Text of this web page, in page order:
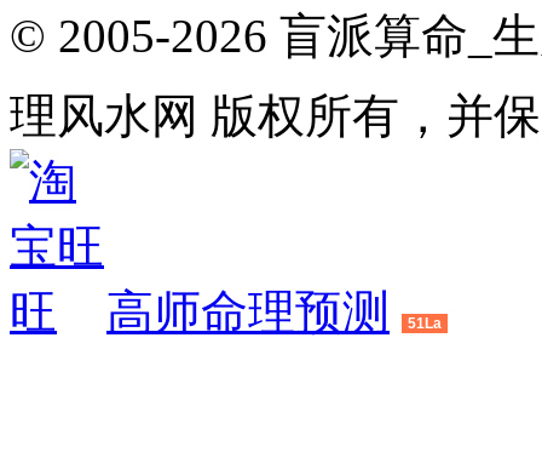
© 2005-2026 盲派算命_
理风水网 版权所有，并
高师命理预测 51La